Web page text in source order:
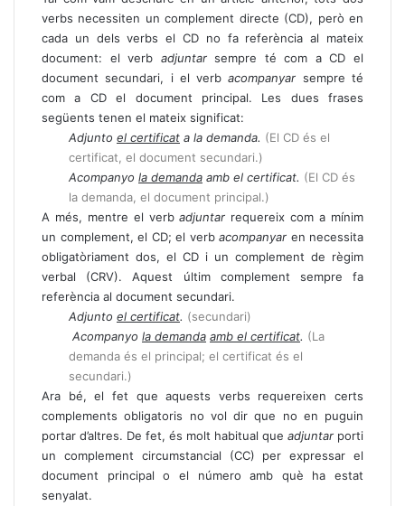
verbs necessiten un complement directe (CD), però en
cada un dels verbs el CD no fa referència al mateix
document: el verb adjuntarsempre té com a CD el
document secundari, i el verbacompanyar sempre té
com a CD el document principal. Les dues frases
següents tenen el mateix significat:
Adjunto el certificat a la demanda. (El CD és el
certificat, el document secundari.)
Acompanyo la demanda amb el certificat. (El CD és
la demanda, el document principal.)
A més, mentre el verbadjuntar requereix com a mínim
un complement, el CD; el verb acompanyar en necessita
obligatòriament dos, el CD i un complement de règim
verbal (CRV). Aquest últim complement sempre fa
referència al document secundari.
Adjunto el certificat. (secundari)
Acompanyo la demanda amb el certificat. (La
demanda és el principal; el certificat és el
secundari.)
Ara bé, el fet que aquests verbs requereixen certs
complements obligatoris no vol dir que no en puguin
portar d’altres. De fet, és molt habitual que adjuntar porti
un complement circumstancial (CC) per expressar el
document principal o el número amb què ha estat
senyalat.